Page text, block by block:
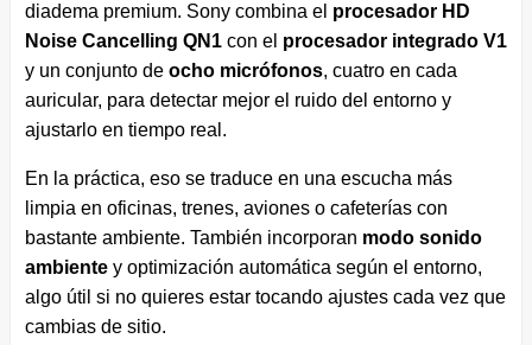
diadema premium. Sony combina el procesador HD
Noise Cancelling QN1con el procesador integrado V1
y un conjunto de ocho micrófonos, cuatro en cada
auricular, para detectar mejor el ruido del entorno y
ajustarlo en tiempo real.
En la práctica, eso se traduce en una escucha más
limpia en oficinas, trenes, aviones o cafeterías con
bastante ambiente. También incorporan modo sonido
ambientey optimización automática según el entorno,
algo útil si no quieres estar tocando ajustes cada vez que
cambias de sitio.